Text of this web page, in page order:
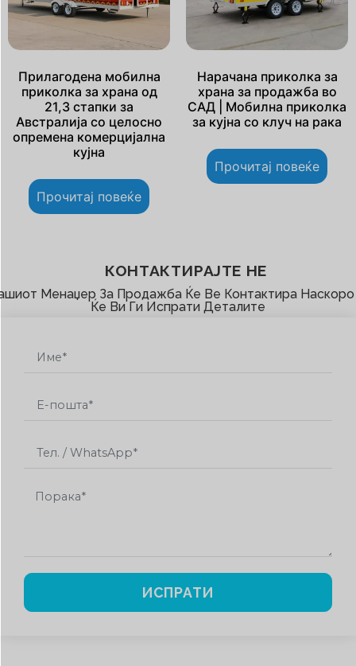
Прилагодена мобилна
приколка за храна од
21,3 стапки за
Австралија со целосно
опремена комерцијална
кујна
Прочитај повеќе
Нарачана приколка за
храна за продажба во
САД | Мобилна приколка
за кујна со клуч на рака
Прочитај повеќе
КОНТАКТИРАЈТЕ НЕ
Менаџер За Продажба Ќе Ве Контактира
Ќе Ви Ги Испрати Деталите
ИСПРАТИ